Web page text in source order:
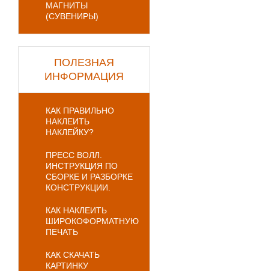
МАГНИТЫ
(СУВЕНИРЫ)
ПОЛЕЗНАЯ
ИНФОРМАЦИЯ
КАК ПРАВИЛЬНО
НАКЛЕИТЬ
НАКЛЕЙКУ?
ПРЕСС ВОЛЛ.
ИНСТРУКЦИЯ ПО
СБОРКЕ И РАЗБОРКЕ
КОНСТРУКЦИИ.
КАК НАКЛЕИТЬ
ШИРОКОФОРМАТНУЮ
ПЕЧАТЬ
КАК СКАЧАТЬ
КАРТИНКУ